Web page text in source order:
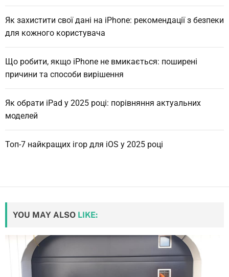
Як захистити свої дані на iPhone: рекомендації з безпеки
для кожного користувача
Що робити, якщо iPhone не вмикається: поширені
причини та способи вирішення
Як обрати iPad у 2025 році: порівняння актуальних
моделей
Топ-7 найкращих ігор для iOS у 2025 році
YOU MAY ALSO LIKE: